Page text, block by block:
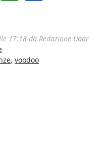
17:18 da Redazione Uaar
, voodoo